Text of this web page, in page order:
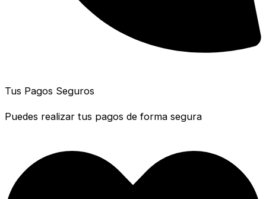
Tus Pagos Seguros
Puedes realizar tus pagos de forma segura